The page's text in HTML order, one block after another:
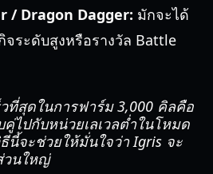
/ Dragon Dagger: มักจะได้
จระดับสูงหรือรางวัล Battle
วที่สุดในการฟาร์ม 3,000 คิลคือ
ไปกับหน่วยเลเวลต่ำในโหมด
นี้จะช่วยให้มั่นใจว่า Igris จะ
วนใหญ่